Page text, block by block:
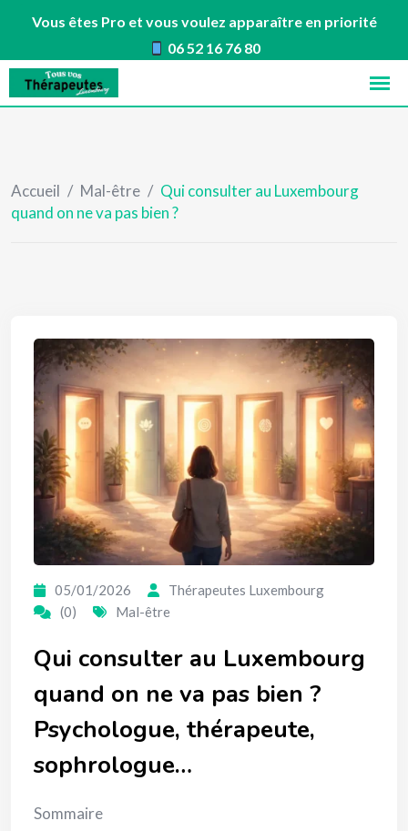
Vous êtes Pro et vous voulez apparaître en priorité
06 52 16 76 80
Skip
content
Accueil / Mal-être / Qui consulter au Luxembourg
quand on ne va pas bien ?
05/01/2026
Thérapeutes Luxembourg
(0)
Mal-être
Qui consulter au Luxembourg
quand on ne va pas bien ?
Psychologue, thérapeute,
sophrologue…
Sommaire